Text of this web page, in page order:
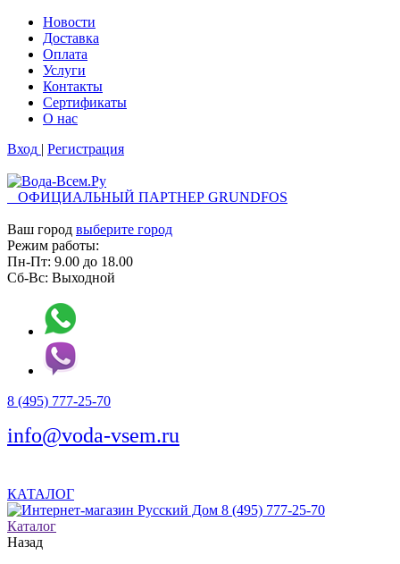
Новости
Доставка
Оплата
Услуги
Контакты
Cертификаты
О нас
Вход | Регистрация
ОФИЦИАЛЬНЫЙ ПАРТНЕР GRUNDFOS
Ваш город выберите город
Режим работы:
Пн-Пт: 9.00 до 18.00
Сб-Вс: Выходной
8 (495) 777-25-70
info@voda-vsem.ru
КАТАЛОГ
8 (495) 777-25-70
Каталог
Назад